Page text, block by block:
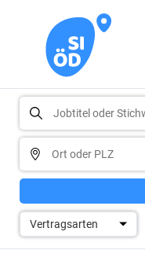
Vertragsarten